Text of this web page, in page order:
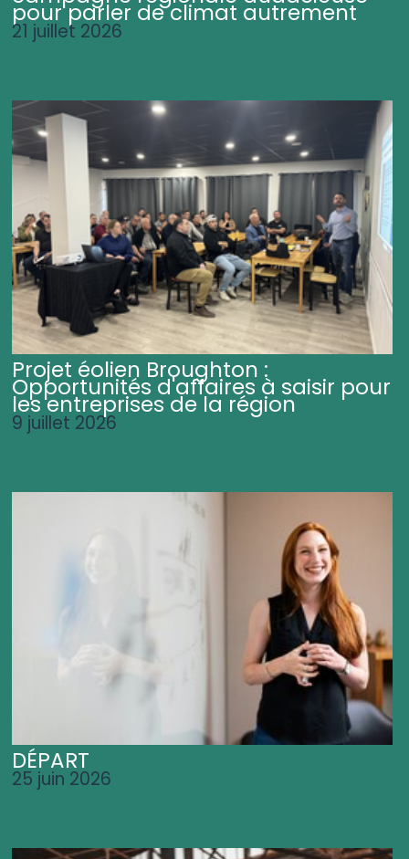
pour parler de climat autrement
21 juillet 2026
Projet éolien Broughton :
Opportunités d'affaires à saisir pour
les entreprises de la région
9 juillet 2026
DÉPART
25 juin 2026